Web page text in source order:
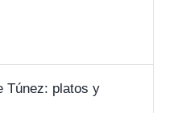
Túnez: platos y